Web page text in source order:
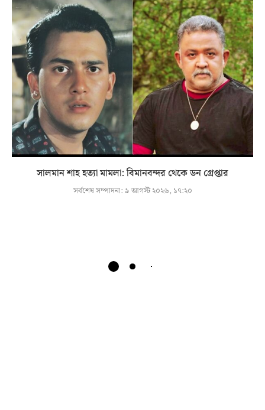
সালমান শাহ হত্যা মামলা: বিমানবন্দর থেকে ডন গ্রেপ্তার
সর্বশেষ সম্পাদনা: ৯ আগস্ট ২০২৬, ১৭:২০